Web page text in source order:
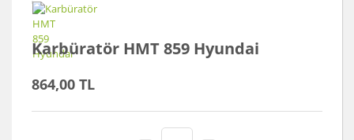
Karbüratör HMT 859 Hyundai
864,00 TL